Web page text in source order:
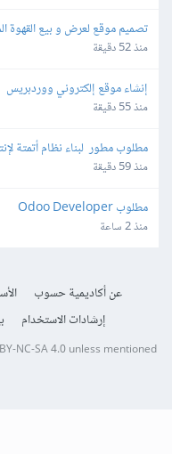
تصميم موقع لعرض و بيع القهوة
منذ 52 دقيقة
إنشاء موقع إلكتروني ووردبريس
منذ 55 دقيقة
مطلوب مطور  لبناء نظام أتمتة
منذ 59 دقيقة
مطلوب Odoo Developer
منذ 2 ساعة
عن أكاديمية حسوب
إرشادات الاستخدام
NC-SA 4.0unless mentioned